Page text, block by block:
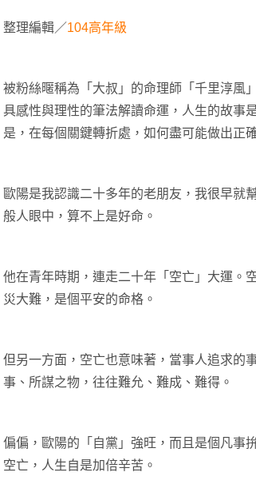
整理編輯／104高年級
被粉絲暱稱為「大叔」的命理師「千里淳風
具感性與理性的筆法解讀命運，人生的故事
是，在每個關鍵轉折處，如何盡可能做出正
歐陽是我認識二十多年的老朋友，我很早就
般人眼中，算不上是好命。
他在青年時期，連走二十年「空亡」大運。
災大難，是個平安的命格。
但另一方面，空亡也意味著，當事人追求的
事、所謀之物，往往難允、難成、難得。
偏偏，歐陽的「自黨」強旺，而且是個凡事
空亡，人生自是加倍辛苦。